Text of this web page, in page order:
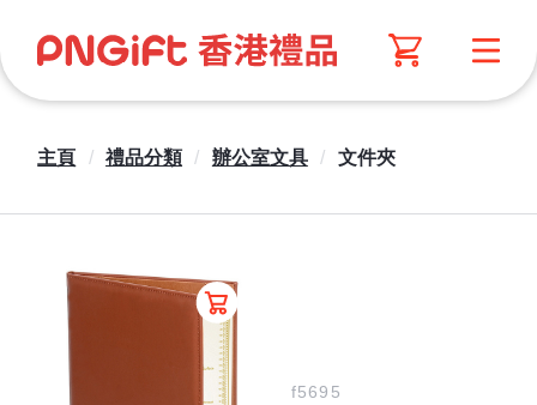
主頁 / 禮品分類 / 辦公室文具 / 文件夾
f5695